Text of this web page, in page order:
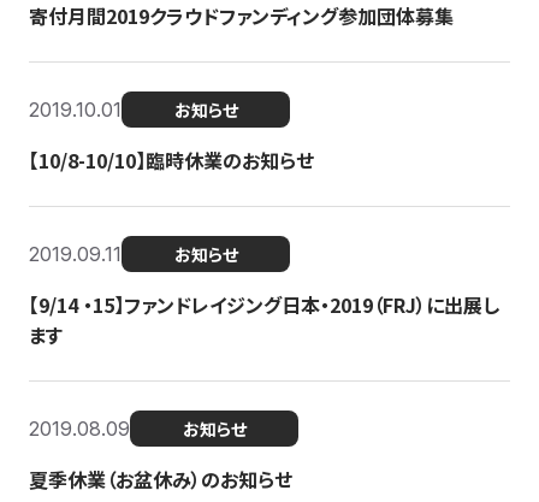
寄付月間2019クラウドファンディング参加団体募集
2019.10.01 お知らせ
【10/8-10/10】臨時休業のお知らせ
2019.09.11 お知らせ
【9/14 ・15】ファンドレイジング日本・2019（FRJ）に出展し
ます
2019.08.09 お知らせ
夏季休業（お盆休み）のお知らせ